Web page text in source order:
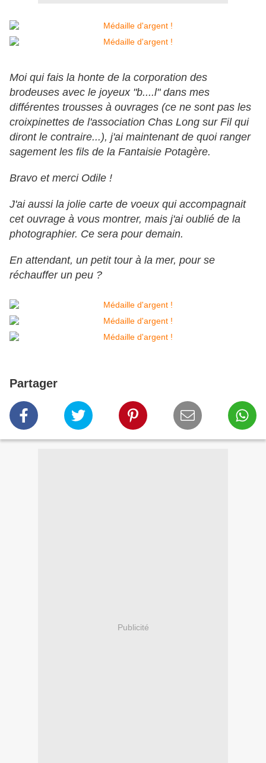
Moi qui fais la honte de la corporation des
brodeuses avec le joyeux "b....l" dans mes
différentes trousses à ouvrages (ce ne sont pas les
croixpinettes de l'association Chas Long sur Fil qui
diront le contraire...), j'ai maintenant de quoi ranger
sagement les fils de la Fantaisie Potagère.
Bravo et merci Odile !
J'ai aussi la jolie carte de voeux qui accompagnait
cet ouvrage à vous montrer, mais j'ai oublié de la
photographier. Ce sera pour demain.
En attendant, un petit tour à la mer, pour se
réchauffer un peu ?
Partager
Publicité